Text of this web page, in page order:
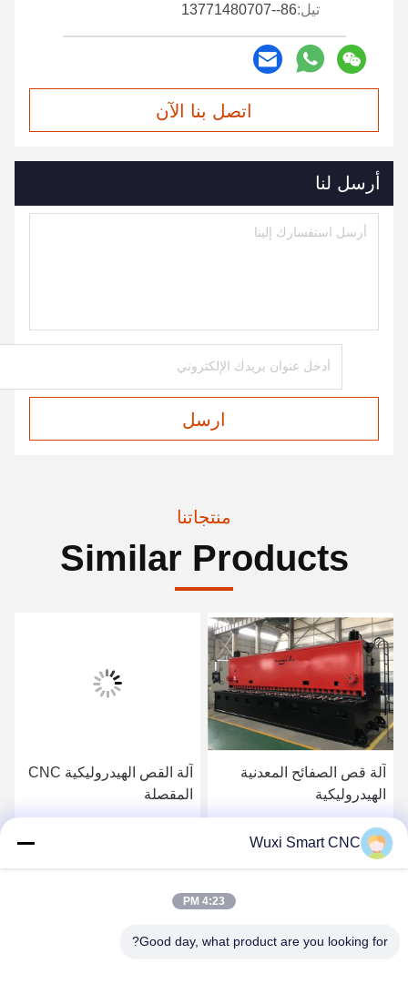
تيل:86--13771480707
اتصل بنا الآن
أرسل لنا
ارسل
منتجاتنا
Similar Products
آلة قص الصفائح المعدنية
الهيدروليكية
احصل على أفضل سعر
آلة القص الهيدروليكية CNC
المقصلة
Wuxi Smart CNC
4:23 PM
Good day, what product are you looking for?